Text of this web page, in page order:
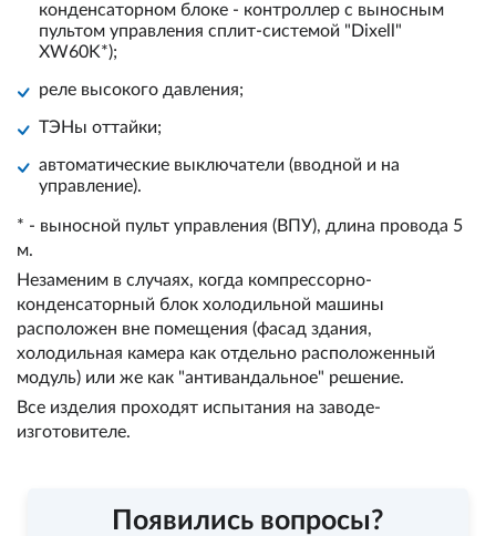
конденсаторном блоке - контроллер с выносным
пультом управления сплит-системой "Dixell"
XW60K*);
реле высокого давления;
ТЭНы оттайки;
автоматические выключатели (вводной и на
управление).
* - выносной пульт управления (ВПУ), длина провода 5
м.
Незаменим в случаях, когда компрессорно-
конденсаторный блок холодильной машины
расположен вне помещения (фасад здания,
холодильная камера как отдельно расположенный
модуль) или же как "антивандальное" решение.
Все изделия проходят испытания на заводе-
изготовителе.
Появились вопросы?